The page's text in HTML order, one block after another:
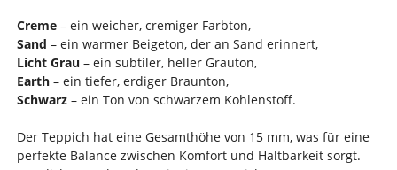
Creme– ein weicher, cremiger Farbton,
Sand– ein warmer Beigeton, der an Sand erinnert,
Licht Grau – ein subtiler, heller Grauton,
Earth– ein tiefer, erdiger Braunton,
Schwarz– ein Ton von schwarzem Kohlenstoff.
Der Teppich hat eine Gesamthöhe von 15 mm, was für eine
perfekte Balance zwischen Komfort und Haltbarkeit sorgt.